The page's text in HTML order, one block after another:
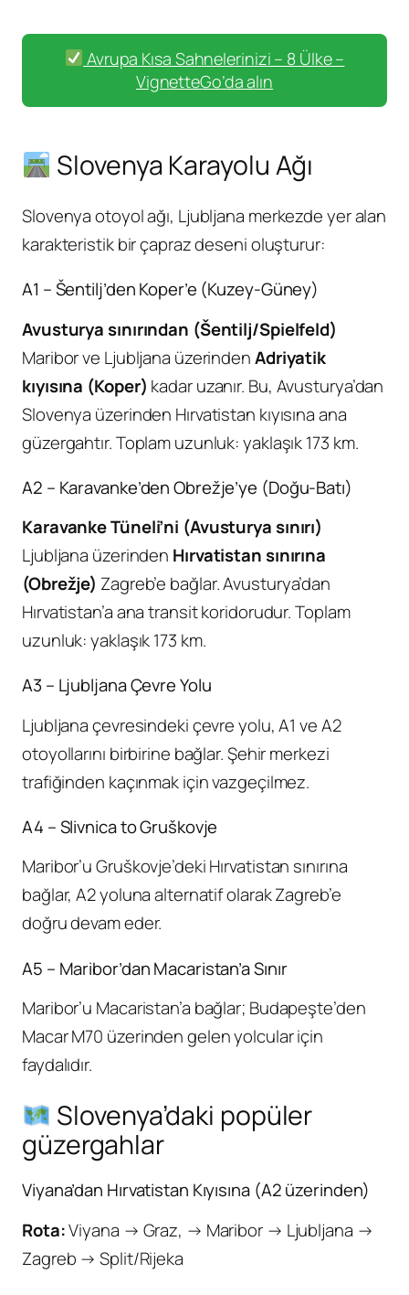
Avrupa Kısa Sahnelerinizi – 8 Ülke –
VignetteGo’da alın
Slovenya Karayolu Ağı
Slovenya otoyol ağı, Ljubljana merkezde yer alan
karakteristik bir çapraz deseni oluşturur:
A1 – Šentilj’den Koper’e (Kuzey-Güney)
Avusturya sınırından (Šentilj/Spielfeld)
Maribor ve Ljubljana üzerindenAdriyatik
kıyısına (Koper) kadar uzanır. Bu, Avusturya’dan
Slovenya üzerinden Hırvatistan kıyısına ana
güzergahtır. Toplam uzunluk: yaklaşık 173 km.
A2 – Karavanke’den Obrežje’ye (Doğu-Batı)
Karavanke Tüneli’ni (Avusturya sınırı)
Ljubljana üzerinden Hırvatistan sınırına
(Obrežje) Zagreb’e bağlar. Avusturya’dan
Hırvatistan’a ana transit koridorudur. Toplam
uzunluk: yaklaşık 173 km.
A3 – Ljubljana Çevre Yolu
Ljubljana çevresindeki çevre yolu, A1 ve A2
otoyollarını birbirine bağlar. Şehir merkezi
trafiğinden kaçınmak için vazgeçilmez.
A4 – Slivnica to Gruškovje
Maribor’u Gruškovje’deki Hırvatistan sınırına
bağlar, A2 yoluna alternatif olarak Zagreb’e
doğru devam eder.
A5 – Maribor’dan Macaristan’a Sınır
Maribor’u Macaristan’a bağlar; Budapeşte’den
Macar M70 üzerinden gelen yolcular için
faydalıdır.
Slovenya’daki popüler
güzergahlar
Viyana’dan Hırvatistan Kıyısına (A2 üzerinden)
Rota:Viyana → Graz, → Maribor → Ljubljana →
Zagreb → Split/Rijeka